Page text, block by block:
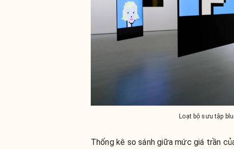
Loạt bộ sưu tập
Thống kê so sánh giữa mức giá trần